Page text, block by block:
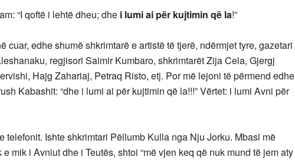
“I qoftë i lehtë dheu; dhe i lumi ai për kujtimin që la!”
cuar, edhe shumë shkrimtarë e artistë të tjerë, ndërmjet tyre, gazetari
regjisori Saimir Kumbaro, shkrimtarët Zija Cela, Gjergj
Hajg Zahariaj, Petraq Risto, etj. Por më lejoni të përmend edhe
Kabashit: “dhe i lumi ai për kujtimin që la!!!” Vërtet: i lumi Avni për
telefonit. Ishte shkrimtari Pëllumb Kulla nga Nju Jorku. Mbasi më
mik i Avniut dhe i Teutës, shtoi “më vjen keq që nuk mund të jem aty